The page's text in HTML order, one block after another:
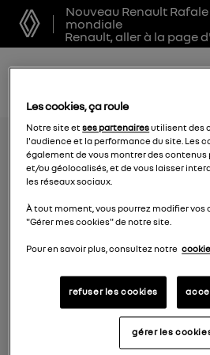
Nouveau Renault
mondiale
Renault, aller à la page
les autres marques
Les cookies, ça roule
Notre site etses partenairesutilisent des
l'audience et la performance du site. Les
également de vous montrer des
et/ou géolocalisés, et de vous laisser
les réseaux sociaux.
À tout moment, vous pourrez modifier vos
"Gérer mes cookies" de notre site.
Pour en savoir plus, consultez notre
refuser les cookies
gérer les